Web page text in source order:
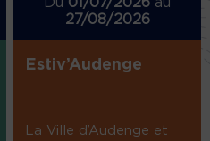
27/08/2026
Estiv’Audenge
La Ville d’Audenge et